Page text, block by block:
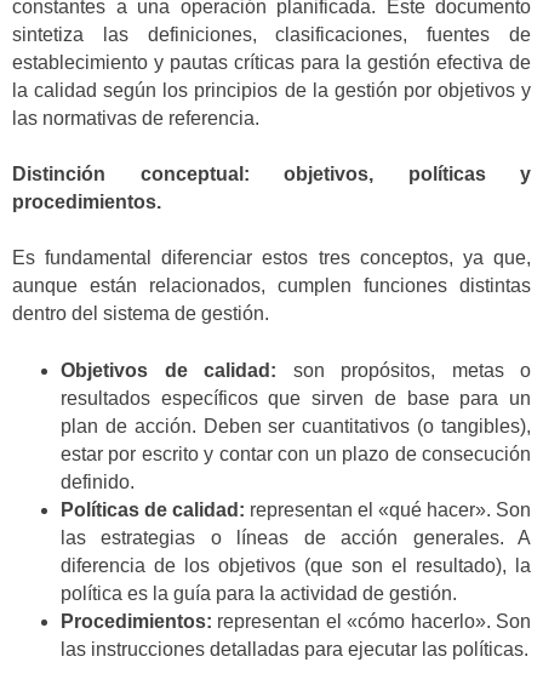
constantes a una operación planificada. Este documento
sintetiza las definiciones, clasificaciones, fuentes de
establecimiento y pautas críticas para la gestión efectiva de
la calidad según los principios de la gestión por objetivos y
las normativas de referencia.
Distinción conceptual: objetivos, políticas y
procedimientos.
Es fundamental diferenciar estos tres conceptos, ya que,
aunque están relacionados, cumplen funciones distintas
dentro del sistema de gestión.
Objetivos de calidad: son propósitos, metas o
resultados específicos que sirven de base para un
plan de acción. Deben ser cuantitativos (o tangibles),
estar por escrito y contar con un plazo de consecución
definido.
Políticas de calidad: representan el «qué hacer». Son
las estrategias o líneas de acción generales. A
diferencia de los objetivos (que son el resultado), la
política es la guía para la actividad de gestión.
Procedimientos: representan el «cómo hacerlo». Son
las instrucciones detalladas para ejecutar las políticas.